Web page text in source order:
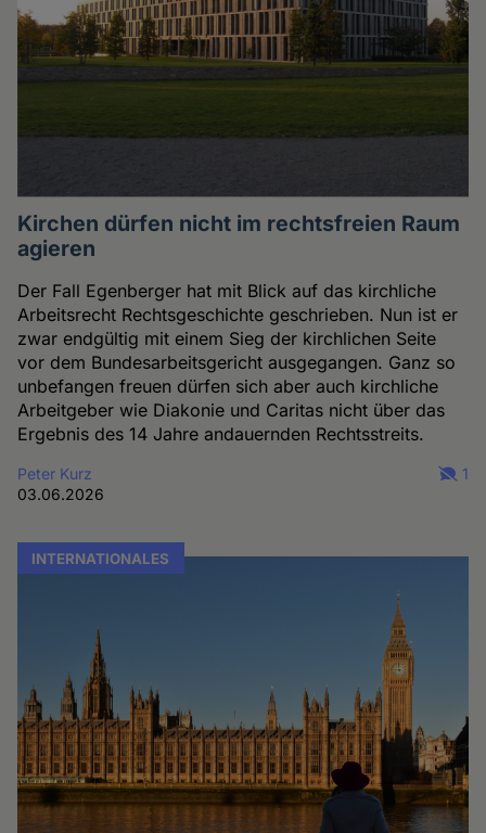
Kirchen dürfen nicht im rechtsfreien Raum
agieren
Der Fall Egenberger hat mit Blick auf das kirchliche
Arbeitsrecht Rechtsgeschichte geschrieben. Nun ist er
zwar endgültig mit einem Sieg der kirchlichen Seite
vor dem Bundesarbeitsgericht ausgegangen. Ganz so
unbefangen freuen dürfen sich aber auch kirchliche
Arbeitgeber wie Diakonie und Caritas nicht über das
Ergebnis des 14 Jahre andauernden Rechtsstreits.
Peter Kurz
03.06.2026
1
INTERNATIONALES